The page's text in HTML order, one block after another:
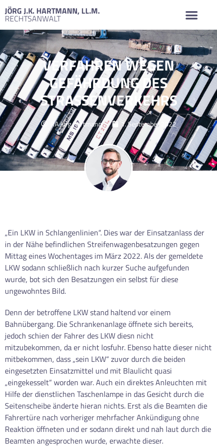
JÖRG J.K. HARTMANN, LL.M.
RECHTSANWALT
VERFAHREN WEGEN
GEFÄHRDUNG DES
STRASSENVERKEHRS
RA Jörg Hartmann 1. September 2022
„Ein LKW in Schlangenlinien“. Dies war der Einsatzanlass der
in der Nähe befindlichen Streifenwagenbesatzungen gegen
Mittag eines Wochentages im März 2022. Als der gemeldete
LKW sodann schließlich nach kurzer Suche aufgefunden
wurde, bot sich den Besatzungen ein selbst für diese
ungewohntes Bild.
Denn der betroffene LKW stand haltend vor einem
Bahnübergang. Die Schrankenanlage öffnete sich bereits,
jedoch schien der Fahrer des LKW diesn nicht
mitzubekommen, da er nicht losfuhr. Ebenso hatte dieser nicht
mitbekommen, dass „sein LKW“ zuvor durch die beiden
eingesetzten Einsatzmittel und mit Blaulicht quasi
„eingekesselt“ worden war. Auch ein direktes Anleuchten mit
Hilfe der dienstlichen Taschenlampe in das Gesicht durch die
Seitenscheibe änderte hieran nichts. Erst als die Beamten die
Fahrertüre nach vorheriger mehrfacher Ankündigung ohne
Reaktion öffneten und er sodann direkt und nah laut durch die
Beamten angesprochen wurde, erwachte dieser.